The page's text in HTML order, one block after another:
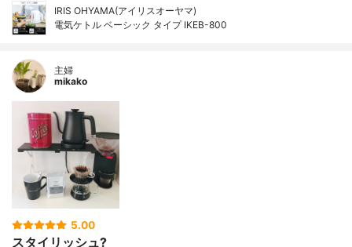
IRIS OHYAMA(アイリスオーヤマ)
電気ケトル ベーシック タイプ IKEB-800
主婦
mikako
5.00
スタイリッシュ?